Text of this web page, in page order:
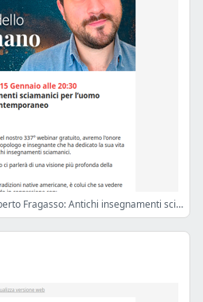
🌟 Webinar GRATUITO con Alberto Fragasso: Antichi insegnamenti sciamanici per l’uomo contemporaneo